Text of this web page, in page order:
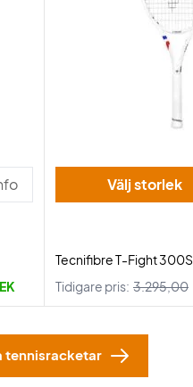
Välj storlek
Tecnifibre T-Fight 300S
Tidigare pris: 3.295,00
tennisracketar